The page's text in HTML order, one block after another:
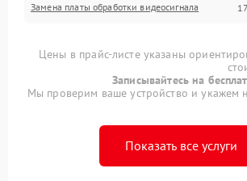
Замена платы обработки видеосигнала
Цены в прайс-листе указаны
Записывайтесь на
Мы проверим ваше устройство и укажем
Показать все услуги